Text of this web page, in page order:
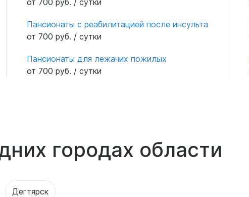
Пансионаты с реабилитацией после инсульта
от 700 руб. / сутки
Пансионаты для лежачих пожилых
от 700 руб. / сутки
городах области
Дегтярск